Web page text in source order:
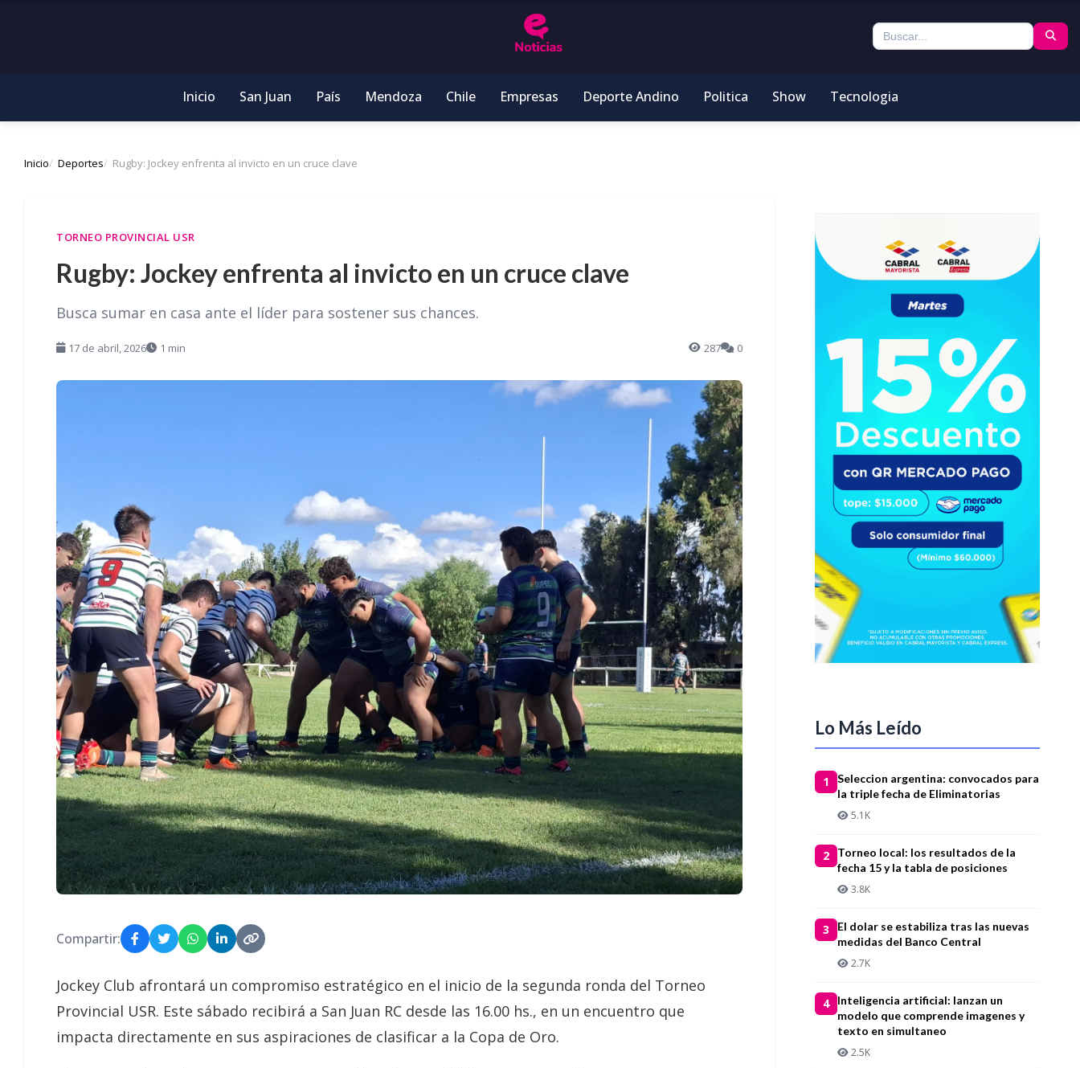
Inicio San Juan País Mendoza Chile Empresas Deporte Andino Politica Show Tecnologia
Inicio Deportes Rugby: Jockey enfrenta al invicto en un cruce clave
TORNEO PROVINCIAL USR
Rugby: Jockey enfrenta al invicto en un cruce clave
Busca sumar en casa ante el líder para sostener sus chances.
17 de abril, 2026 1 min 287 0
Compartir:
Jockey Club afrontará un compromiso estratégico en el inicio de la segunda ronda del Torneo
Provincial USR. Este sábado recibirá a San Juan RC desde las 16.00 hs., en un encuentro que
impacta directamente en sus aspiraciones de clasificar a la Copa de Oro.
Lo Más Leído
1
Seleccion argentina: convocados para
la triple fecha de Eliminatorias
5.1K
2
Torneo local: los resultados de la
fecha 15 y la tabla de posiciones
3.8K
3
El dolar se estabiliza tras las nuevas
medidas del Banco Central
2.7K
4
Inteligencia artificial: lanzan un
modelo que comprende imagenes y
texto en simultaneo
2.5K